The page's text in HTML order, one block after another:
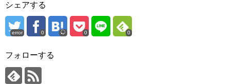
シェアする
error 0 0 0
フォローする